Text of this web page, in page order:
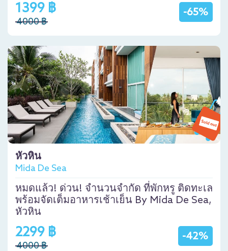
-65%
1399 ฿
4000 ฿
หัวหิน
Mida De Sea
หมดแล้ว! ด่วน! จำนวนจำกัด ที่พักหรู ติดทะเล
พร้อมจัดเต็มอาหารเช้าเย็น By Mida De Sea,
หัวหิน
-42%
2299 ฿
4000 ฿